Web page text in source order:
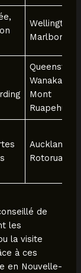
Wellington,
Wanaka,
Mont
Ruapehu
Auckland,
Rotorua
de
les
la visite
à ces
en Nouvelle-